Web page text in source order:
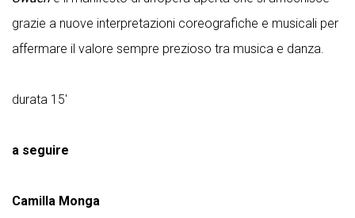
grazie a nuove interpretazioni coreografiche e musicali per
affermare il valore sempre prezioso tra musica e danza.
durata 15'
a seguire
Camilla Monga